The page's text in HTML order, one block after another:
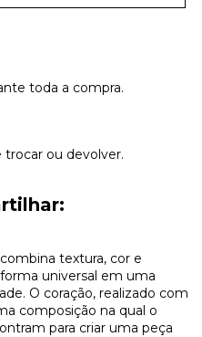
toda a compra.
trocar ou devolver.
textura, cor e
universal em uma
O coração, realizado com
composição na qual o
para criar uma peça